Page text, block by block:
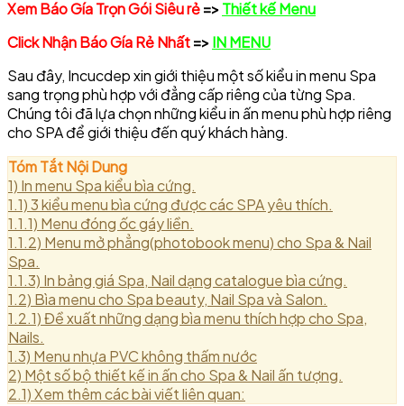
Xem Báo Gía Trọn Gói Siêu rẻ=>Thiết kế Menu
Click Nhận Báo Gía Rẻ Nhất=>IN MENU
Sau đây, Incucdep xin giới thiệu một số kiểu in menu Spa
sang trọng phù hợp với đẳng cấp riêng của từng Spa.
Chúng tôi đã lựa chọn những kiểu in ấn menu phù hợp riêng
cho SPA để giới thiệu đến quý khách hàng.
Tóm Tắt Nội Dung
1) In menu Spa kiểu bìa cứng.
1.1)3 kiểu menu bìa cứng được các SPA yêu thích.
1.1.1) Menu đóng ốc gáy liền.
1.1.2) Menu mở phẳng(photobook menu) cho Spa & Nail
Spa.
1.1.3) In bảng giá Spa, Nail dạng catalogue bìa cứng.
1.2) Bìa menu cho Spa beauty, Nail Spa và Salon.
1.2.1)Đề xuất những dạng bìa menu thích hợp cho Spa,
Nails.
1.3) Menu nhựa PVC không thấm nước
2) Một số bộ thiết kế in ấn cho Spa & Nail ấn tượng.
2.1)Xem thêm các bài viết liên quan: